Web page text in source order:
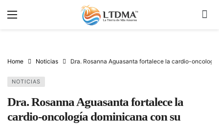
Home Noticias Dra. Rosanna Aguasanta fortalece la cardio-
NOTICIAS
Dra. Rosanna Aguasanta fortalece la
cardio-oncología dominicana con su